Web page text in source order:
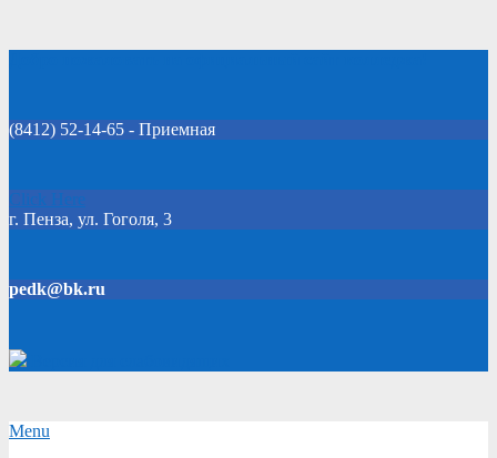
(8412) 52-14-65 - Приемная
Click Here
г. Пенза, ул. Гоголя, 3
pedk@bk.ru
Secondary
Menu